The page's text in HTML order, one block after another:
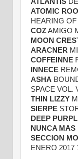
ATOMIC
HEARING OF
COZAMIGO
MOON
ARACNER
COFFEINNE
INNECE
ASHA
SPACE VOL.
THIN LIZZY
SIERPE
DEEP
NUNCA MAS
SECCION
ENERO 2017